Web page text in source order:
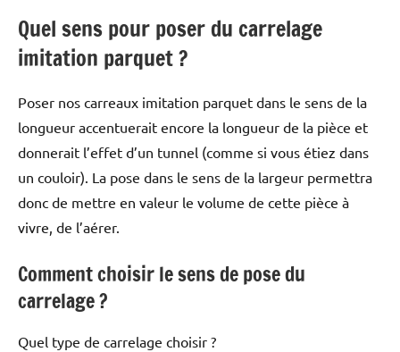
Quel sens pour poser du carrelage
imitation parquet ?
Poser nos carreaux imitation parquet dans le sens de la
longueur accentuerait encore la longueur de la pièce et
donnerait l’effet d’un tunnel (comme si vous étiez dans
un couloir). La pose dans le sens de la largeur permettra
donc de mettre en valeur le volume de cette pièce à
vivre, de l’aérer.
Comment choisir le sens de pose du
carrelage ?
Quel type de carrelage choisir ?